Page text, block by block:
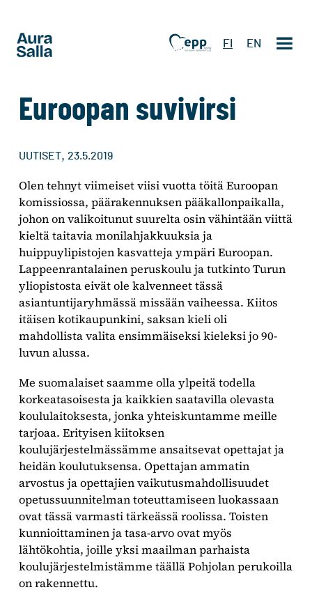
FI EN
Euroopan suvivirsi
UUTISET, 23.5.2019
Olen tehnyt viimeiset viisi vuotta töitä Euroopan
komissiossa, päärakennuksen pääkallonpaikalla,
johon on valikoitunut suurelta osin vähintään viittä
kieltä taitavia monilahjakkuuksia ja
huippuylipistojen kasvatteja ympäri Euroopan.
Lappeenrantalainen peruskoulu ja tutkinto Turun
yliopistosta eivät ole kalvenneet tässä
asiantuntijaryhmässä missään vaiheessa. Kiitos
itäisen kotikaupunkini, saksan kieli oli
mahdollista valita ensimmäiseksi kieleksi jo 90-
luvun alussa.
Me suomalaiset saamme olla ylpeitä todella
korkeatasoisesta ja kaikkien saatavilla olevasta
koululaitoksesta, jonka yhteiskuntamme meille
tarjoaa. Erityisen kiitoksen
koulujärjestelmässämme ansaitsevat opettajat ja
heidän koulutuksensa. Opettajan ammatin
arvostus ja opettajien vaikutusmahdollisuudet
opetussuunnitelman toteuttamiseen luokassaan
ovat tässä varmasti tärkeässä roolissa. Toisten
kunnioittaminen ja tasa-arvo ovat myös
lähtökohtia, joille yksi maailman parhaista
koulujärjestelmistämme täällä Pohjolan perukoilla
on rakennettu.